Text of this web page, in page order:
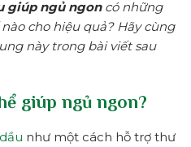
giúp ngủ ngoncó những
cho hiệu quả? Hãy cùng
này trong bài viết sau
giúp ngủ ngon?
như một cách hỗ trợ thư